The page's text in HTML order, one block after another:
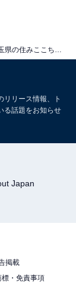
【2026年最新】埼玉県の住みここち（駅）ランキング！ 2位はニューシャトル「加茂宮」、では1位は？
リリース情報、ト
る話題をお知らせ
Japan
掲載
・免責事項